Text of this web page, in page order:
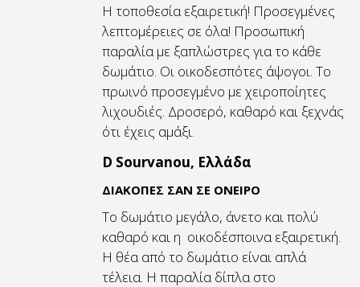
Η τοποθεσία εξαιρετική! Προσεγμένες
λεπτομέρειες σε όλα! Προσωπική
παραλία με ξαπλώστρες για το κάθε
δωμάτιο. Οι οικοδεσπότες άψογοι. Το
πρωινό προσεγμένο με χειροποίητες
λιχουδιές. Δροσερό, καθαρό και ξεχνάς
ότι έχεις αμάξι.
D Sourvanou, Ελλάδα
ΔΙΑΚΟΠΕΣ ΣΑΝ ΣΕ ΟΝΕΙΡΟ
Το δωμάτιο μεγάλο, άνετο και πολύ
καθαρό και η οικοδέσποινα εξαιρετική.
Η θέα από το δωμάτιο είναι απλά
τέλεια. Η παραλία δίπλα στο